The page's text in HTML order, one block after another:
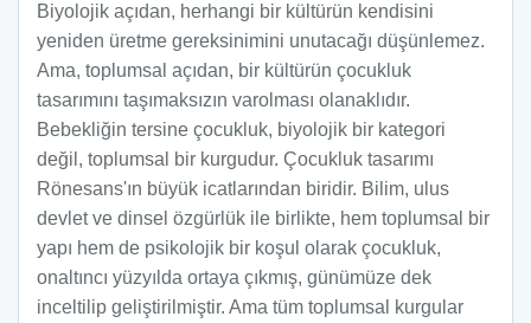
Biyolojik açıdan, herhangi bir kültürün kendisini
yeniden üretme gereksinimini unutacağı düşünlemez.
Ama, toplumsal açıdan, bir kültürün çocukluk
tasarımını taşımaksızın varolması olanaklıdır.
Bebekliğin tersine çocukluk, biyolojik bir kategori
değil, toplumsal bir kurgudur. Çocukluk tasarımı
Rönesans'ın büyük icatlarından biridir. Bilim, ulus
devlet ve dinsel özgürlük ile birlikte, hem toplumsal bir
yapı hem de psikolojik bir koşul olarak çocukluk,
onaltıncı yüzyılda ortaya çıkmış, günümüze dek
inceltilip geliştirilmiştir. Ama tüm toplumsal kurgular